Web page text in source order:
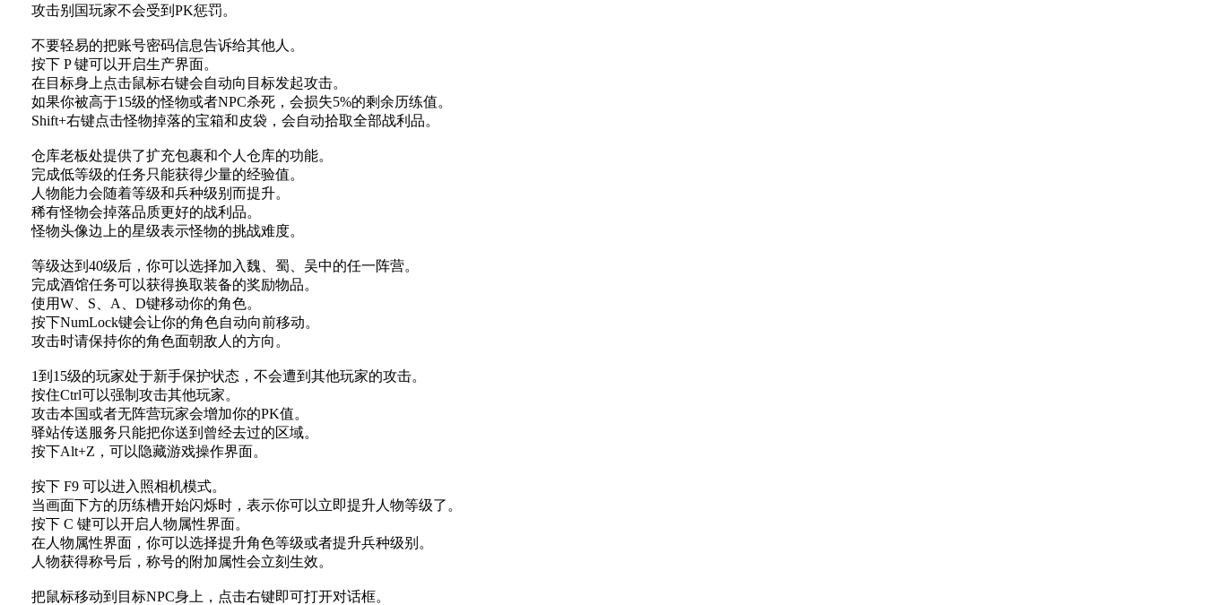
攻击别国玩家不会受到PK惩罚。
不要轻易的把账号密码信息告诉给其他人。
按下 P 键可以开启生产界面。
在目标身上点击鼠标右键会自动向目标发起攻击。
如果你被高于15级的怪物或者NPC杀死，会损失5%的剩余历练值。
Shift+右键点击怪物掉落的宝箱和皮袋，会自动拾取全部战利品。
仓库老板处提供了扩充包裹和个人仓库的功能。
完成低等级的任务只能获得少量的经验值。
人物能力会随着等级和兵种级别而提升。
稀有怪物会掉落品质更好的战利品。
怪物头像边上的星级表示怪物的挑战难度。
等级达到40级后，你可以选择加入魏、蜀、吴中的任一阵营。
完成酒馆任务可以获得换取装备的奖励物品。
使用W、S、A、D键移动你的角色。
按下NumLock键会让你的角色自动向前移动。
攻击时请保持你的角色面朝敌人的方向。
1到15级的玩家处于新手保护状态，不会遭到其他玩家的攻击。
按住Ctrl可以强制攻击其他玩家。
攻击本国或者无阵营玩家会增加你的PK值。
驿站传送服务只能把你送到曾经去过的区域。
按下Alt+Z，可以隐藏游戏操作界面。
按下 F9 可以进入照相机模式。
当画面下方的历练槽开始闪烁时，表示你可以立即提升人物等级了。
按下 C 键可以开启人物属性界面。
在人物属性界面，你可以选择提升角色等级或者提升兵种级别。
人物获得称号后，称号的附加属性会立刻生效。
把鼠标移动到目标NPC身上，点击右键即可打开对话框。